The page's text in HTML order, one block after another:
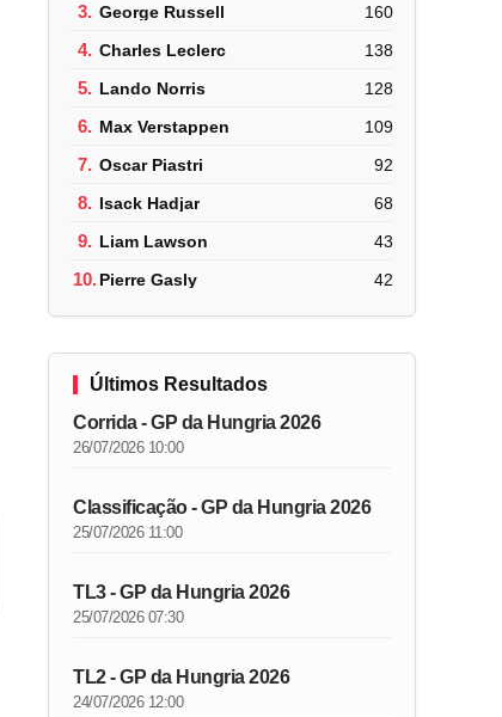
3. George Russell 160
4. Charles Leclerc 138
5. Lando Norris 128
6. Max Verstappen 109
7. Oscar Piastri 92
8. Isack Hadjar 68
9. Liam Lawson 43
10.Pierre Gasly 42
Últimos Resultados
Corrida - GP da Hungria 2026
26/07/2026 10:00
Classificação - GP da Hungria 2026
25/07/2026 11:00
TL3 - GP da Hungria 2026
25/07/2026 07:30
TL2 - GP da Hungria 2026
24/07/2026 12:00